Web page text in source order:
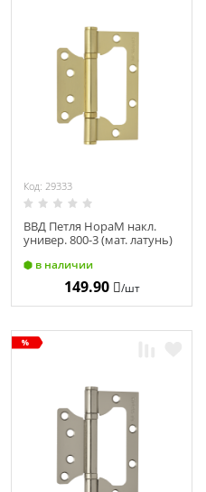
Код: 29333
ВВД Петля НораМ накл.
универ. 800-3 (мат. латунь)
в наличии
149.90 /шт